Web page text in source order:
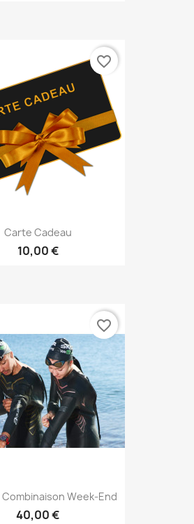
Carte Cadeau
10,00 €
favorite_border
Week-End
40,00 €
favorite_border